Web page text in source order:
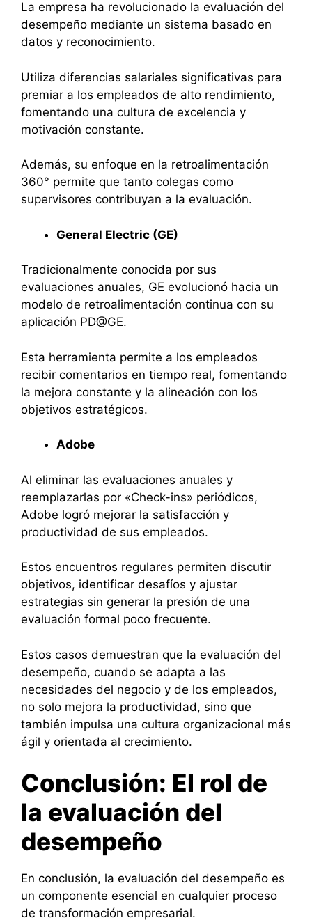
La empresa ha revolucionado la evaluación del
desempeño mediante un sistema basado en
datos y reconocimiento.
Utiliza diferencias salariales significativas para
premiar a los empleados de alto rendimiento,
fomentando una cultura de excelencia y
motivación constante.
Además, su enfoque en la retroalimentación
360° permite que tanto colegas como
supervisores contribuyan a la evaluación.
General Electric (GE)
Tradicionalmente conocida por sus
evaluaciones anuales, GE evolucionó hacia un
modelo de retroalimentación continua con su
aplicación PD@GE.
Esta herramienta permite a los empleados
recibir comentarios en tiempo real, fomentando
la mejora constante y la alineación con los
objetivos estratégicos.
Adobe
Al eliminar las evaluaciones anuales y
reemplazarlas por «Check-ins» periódicos,
Adobe logró mejorar la satisfacción y
productividad de sus empleados.
Estos encuentros regulares permiten discutir
objetivos, identificar desafíos y ajustar
estrategias sin generar la presión de una
evaluación formal poco frecuente.
Estos casos demuestran que la evaluación del
desempeño, cuando se adapta a las
necesidades del negocio y de los empleados,
no solo mejora la productividad, sino que
también impulsa una cultura organizacional más
ágil y orientada al crecimiento.
Conclusión: El rol de
la evaluación del
desempeño
En conclusión, la evaluación del desempeño es
un componente esencial en cualquier proceso
de transformación empresarial.